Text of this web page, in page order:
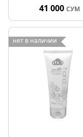
41 000 СУМ
нет в наличии